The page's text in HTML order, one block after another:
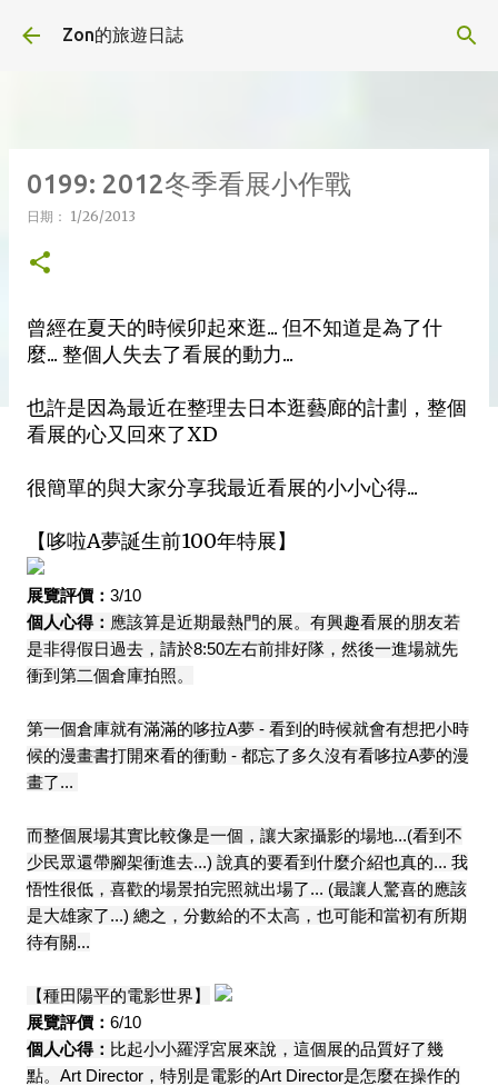
Zon的旅遊日誌
0199: 2012冬季看展小作戰
日期： 1/26/2013
曾經在夏天的時候卯起來逛... 但不知道是為了什
麼... 整個人失去了看展的動力...
也許是因為最近在整理去日本逛藝廊的計劃，整個
看展的心又回來了XD
很簡單的與大家分享我最近看展的小小心得...
【哆啦A夢誕生前100年特展】
展覽評價： 3/10
個人心得： 應該算是近期最熱門的展。有興趣看展的朋友若
是非得假日過去，請於8:50左右前排好隊，然後一進場就先
衝到第二個倉庫拍照。
第一個倉庫就有滿滿的哆拉A夢 - 看到的時候就會有想把小時
候的漫畫書打開來看的衝動 - 都忘了多久沒有看哆拉A夢的漫
畫了...
而整個展場其實比較像是一個，讓大家攝影的場地...(看到不
少民眾還帶腳架衝進去...) 說真的要看到什麼介紹也真的... 我
悟性很低，喜歡的場景拍完照就出場了... (最讓人驚喜的應該
是大雄家了...) 總之，分數給的不太高，也可能和當初有所期
待有關...
【種田陽平的電影世界】
展覽評價： 6/10
個人心得： 比起小小羅浮宮展來說，這個展的品質好了幾
點。Art Director，特別是電影的Art Director是怎麼在操作的